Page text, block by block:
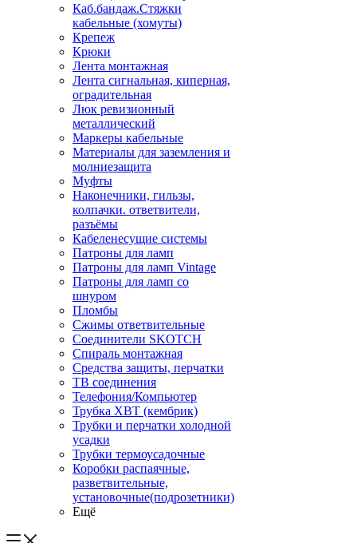
Каб.бандаж.Стяжки
кабельные (хомуты)
Крепеж
Крюки
Лента монтажная
Лента сигнальная, киперная,
оградительная
Люк ревизионный
металлический
Маркеры кабельные
Материалы для заземления и
молниезащита
Муфты
Наконечники, гильзы,
колпачки. ответвители,
разъёмы
Кабеленесущие системы
Патроны для ламп
Патроны для ламп Vintage
Патроны для ламп со
шнуром
Пломбы
Сжимы ответвительные
Соединители SKOTCH
Спираль монтажная
Средства защиты, перчатки
ТВ соединения
Телефония/Компьютер
Трубка ХВТ (кембрик)
Трубки и перчатки холодной
усадки
Трубки термоусадочные
Коробки распаячные,
разветвительные,
установочные(подрозетники)
Ещё